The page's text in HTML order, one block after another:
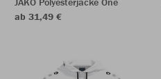
ab 31,49 €